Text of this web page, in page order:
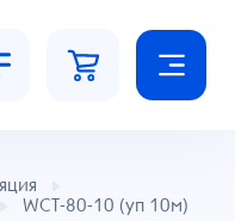
WCT-80-10 (уп 10м)